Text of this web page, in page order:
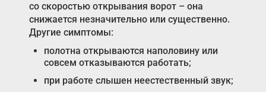
со скоростью открывания ворот – она
снижается незначительно или существенно.
Другие симптомы:
полотна открываются наполовину или
совсем отказываются работать;
при работе слышен неестественный звук;